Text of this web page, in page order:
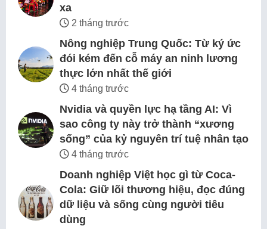
xa
2 tháng trước
Nông nghiệp Trung Quốc: Từ ký ức
đói kém đến cỗ máy an ninh lương
thực lớn nhất thế giới
4 tháng trước
Nvidia và quyền lực hạ tầng AI: Vì
sao công ty này trở thành “xương
sống” của kỷ nguyên trí tuệ nhân tạo
4 tháng trước
Doanh nghiệp Việt học gì từ Coca-
Cola: Giữ lõi thương hiệu, đọc đúng
dữ liệu và sống cùng người tiêu
dùng